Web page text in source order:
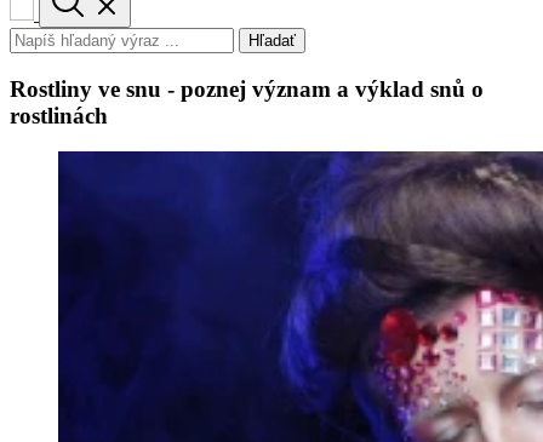
Hľadať
Rostliny ve snu - poznej význam a výklad snů o
rostlinách